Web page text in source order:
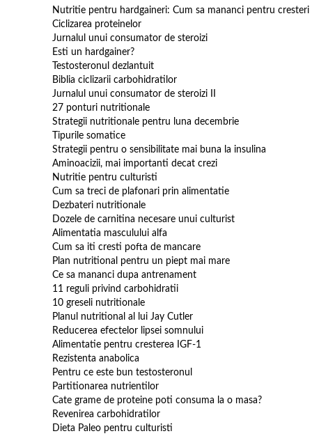
Nutritie pentru hardgaineri: Cum sa mananci pentru cresteri
Ciclizarea proteinelor
Jurnalul unui consumator de steroizi
Esti un hardgainer?
Testosteronul dezlantuit
Biblia ciclizarii carbohidratilor
Jurnalul unui consumator de steroizi II
27 ponturi nutritionale
Strategii nutritionale pentru luna decembrie
Tipurile somatice
Strategii pentru o sensibilitate mai buna la insulina
Aminoacizii, mai importanti decat crezi
Nutritie pentru culturisti
Cum sa treci de plafonari prin alimentatie
Dezbateri nutritionale
Dozele de carnitina necesare unui culturist
Alimentatia masculului alfa
Cum sa iti cresti pofta de mancare
Plan nutritional pentru un piept mai mare
Ce sa mananci dupa antrenament
11 reguli privind carbohidratii
10 greseli nutritionale
Planul nutritional al lui Jay Cutler
Reducerea efectelor lipsei somnului
Alimentatie pentru cresterea IGF-1
Rezistenta anabolica
Pentru ce este bun testosteronul
Partitionarea nutrientilor
Cate grame de proteine poti consuma la o masa?
Revenirea carbohidratilor
Dieta Paleo pentru culturisti